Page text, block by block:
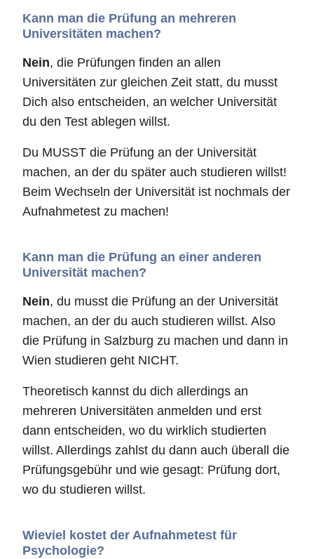
Kann man die Prüfung an mehreren
Universitäten machen?
Nein, die Prüfungen finden an allen
Universitäten zur gleichen Zeit statt, du musst
Dich also entscheiden, an welcher Universität
du den Test ablegen willst.
Du MUSST die Prüfung an der Universität
machen, an der du später auch studieren willst!
Beim Wechseln der Universität ist nochmals der
Aufnahmetest zu machen!
Kann man die Prüfung an einer anderen
Universität machen?
Nein, du musst die Prüfung an der Universität
machen, an der du auch studieren willst. Also
die Prüfung in Salzburg zu machen und dann in
Wien studieren geht NICHT.
Theoretisch kannst du dich allerdings an
mehreren Universitäten anmelden und erst
dann entscheiden, wo du wirklich studierten
willst. Allerdings zahlst du dann auch überall die
Prüfungsgebühr und wie gesagt: Prüfung dort,
wo du studieren willst.
Wieviel kostet der Aufnahmetest für
Psychologie?